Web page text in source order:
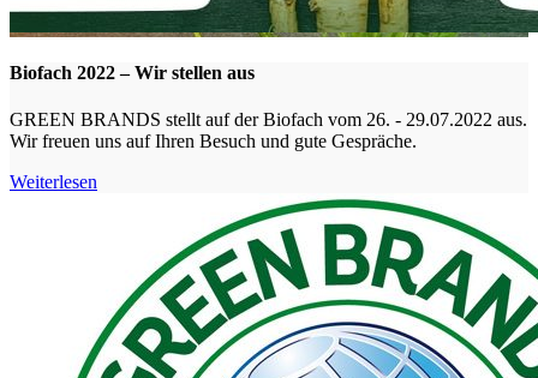
Biofach 2022 – Wir stellen aus
GREEN BRANDS stellt auf der Biofach vom 26. - 29.07.2022 aus.
Wir freuen uns auf Ihren Besuch und gute Gespräche.
Weiterlesen